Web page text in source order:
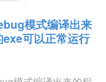
模式编译出来
可以正常运行